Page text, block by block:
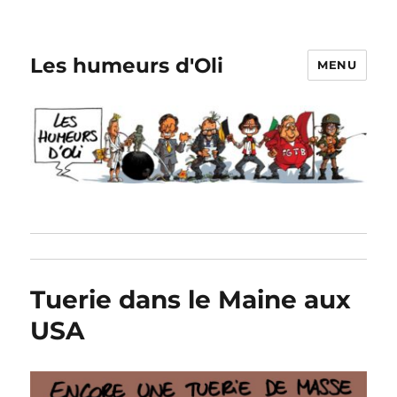
Les humeurs d'Oli MENU
Tuerie dans le Maine aux
USA